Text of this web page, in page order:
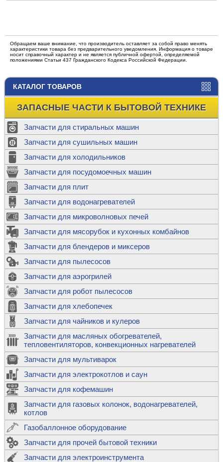
КАТАЛОГ ТОВАРОВ
ЗАПАСНЫЕ ЧАСТИ К БЫТОВОЙ ТЕХНИКЕ
Запчасти для стиральных машин
Запчасти для сушильных машин
Запчасти для холодильников
Запчасти для посудомоечных машин
Запчасти для плит
Запчасти для водонагревателей
Запчасти для микроволновых печей
Запчасти для мясорубок и кухонных комбайнов
Запчасти для блендеров и миксеров
Запчасти для пылесосов
Запчасти для аэрогрилей
Запчасти для робот пылесосов
Запчасти для хлебопечек
Запчасти для чайников и кулеров
Запчасти для масляных обогревателей,
тепловентиляторов, конвекционных нагревателей
Запчасти для мультиварок
Запчасти для электрокотлов и саун
Запчасти для кофемашин
Запчасти для газовых колонок, водонагревателей,
котлов
Газобаллонное оборудование
Запчасти для прочей бытовой техники
Запчасти для электроинструмента
Обращаем ваше внимание, что производитель оставляет за собой право менять
характеристики товара без предварительного уведомления. Информация о товаре
носит справочный характер и не является публичной офертой, определяемой
положениями Статьи 437 Гражданского Кодекса Российской Федерации.